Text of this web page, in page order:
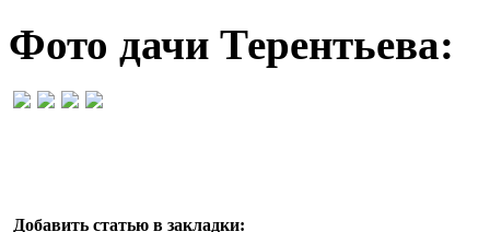
Фото дачи Терентьева:
Добавить статью в закладки: